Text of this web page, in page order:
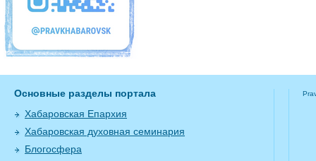
Основные разделы портала
Хабаровская Епархия
Хабаровская духовная семинария
Блогосфера